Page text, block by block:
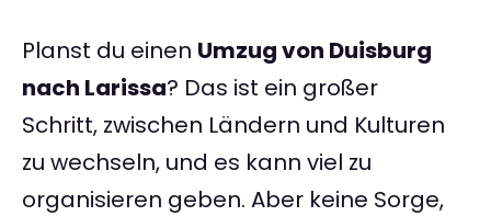
Planst du einen Umzug von Duisburg
nach Larissa? Das ist ein großer
Schritt, zwischen Ländern und Kulturen
zu wechseln, und es kann viel zu
organisieren geben. Aber keine Sorge,